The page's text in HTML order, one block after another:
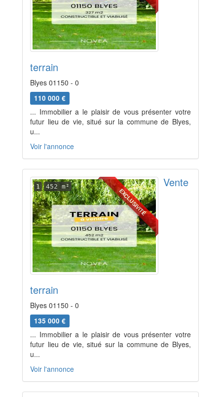
terrain
Blyes 01150 - 0
110 000 €
... Immobilier a le plaisir de vous présenter votre
futur lieu de vie, situé sur la commune de Blyes,
u...
Voir l'annonce
EXCLUSIVITÉ
1 452 m² Vente
terrain
Blyes 01150 - 0
135 000 €
... Immobilier a le plaisir de vous présenter votre
futur lieu de vie, situé sur la commune de Blyes,
u...
Voir l'annonce